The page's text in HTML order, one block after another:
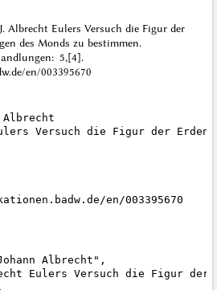
Albrecht Eulers Versuch die Figur der
des Monds zu bestimmen.
5,[4].
en/003395670
Versuch die Figur der Erden
en/003395670
Albrecht",
Versuch die Figur der